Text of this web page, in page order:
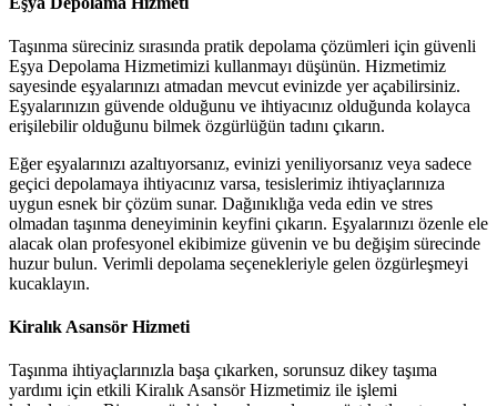
Taşınma süreciniz sırasında pratik depolama çözümleri için güvenli
Eşya Depolama Hizmetimizi kullanmayı düşünün. Hizmetimiz
sayesinde eşyalarınızı atmadan mevcut evinizde yer açabilirsiniz.
Eşyalarınızın güvende olduğunu ve ihtiyacınız olduğunda kolayca
erişilebilir olduğunu bilmek özgürlüğün tadını çıkarın.
Eğer eşyalarınızı azaltıyorsanız, evinizi yeniliyorsanız veya sadece
geçici depolamaya ihtiyacınız varsa, tesislerimiz ihtiyaçlarınıza
uygun esnek bir çözüm sunar. Dağınıklığa veda edin ve stres
olmadan taşınma deneyiminin keyfini çıkarın. Eşyalarınızı özenle ele
alacak olan profesyonel ekibimize güvenin ve bu değişim sürecinde
huzur bulun. Verimli depolama seçenekleriyle gelen özgürleşmeyi
kucaklayın.
Kiralık Asansör Hizmeti
Taşınma ihtiyaçlarınızla başa çıkarken, sorunsuz dikey taşıma
yardımı için etkili Kiralık Asansör Hizmetimiz ile işlemi